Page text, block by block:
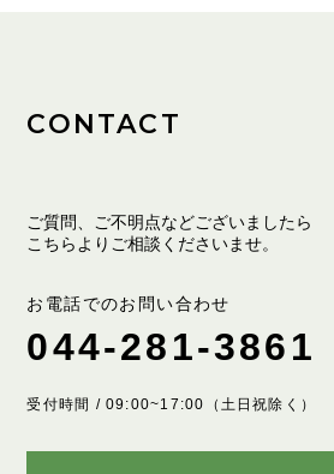
CONTACT
ご質問、ご不明点などございましたら
こちらよりご相談くださいませ。
お電話でのお問い合わせ
044-281-3861
受付時間 / 09:00~17:00（土日祝除く）